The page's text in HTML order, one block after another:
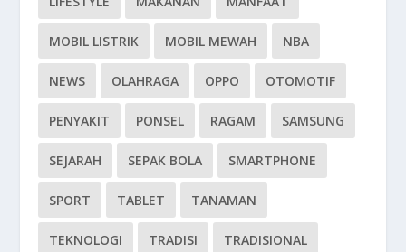
MOBIL LISTRIK MOBIL MEWAH NBA
NEWS OLAHRAGA OPPO OTOMOTIF
PENYAKIT PONSEL RAGAM SAMSUNG
SEJARAH SEPAK BOLA SMARTPHONE
SPORT TABLET TANAMAN
TEKNOLOGI TRADISI TRADISIONAL